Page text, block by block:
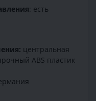
: есть
центральная
ABS пластик